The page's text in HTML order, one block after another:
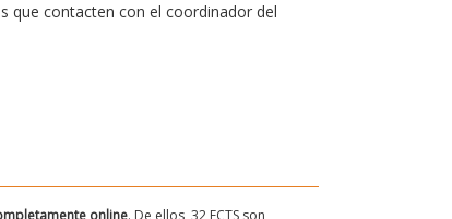
que contacten con el coordinador del